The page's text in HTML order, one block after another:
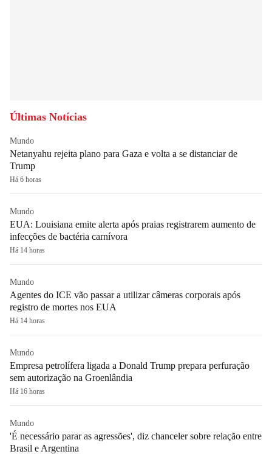
Últimas Notícias
Mundo
Netanyahu rejeita plano para Gaza e volta a se distanciar de
Trump
Há 6 horas
Mundo
EUA: Louisiana emite alerta após praias registrarem aumento de
infecções de bactéria carnívora
Há 14 horas
Mundo
Agentes do ICE vão passar a utilizar câmeras corporais após
registro de mortes nos EUA
Há 14 horas
Mundo
Empresa petrolífera ligada a Donald Trump prepara perfuração
sem autorização na Groenlândia
Há 16 horas
Mundo
'É necessário parar as agressões', diz chanceler sobre relação entre
Brasil e Argentina